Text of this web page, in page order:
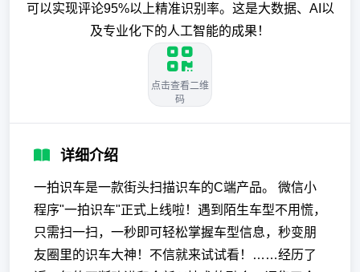
可以实现评论95%以上精准识别率。这是大数据、AI以
及专业化下的人工智能的成果！
点击查看二维
码
详细介绍
一拍识车是一款街头扫描识车的C端产品。 微信小
程序"一拍识车"正式上线啦！遇到陌生车型不用慌，
只需扫一扫，一秒即可轻松掌握车型信息，秒变朋
友圈里的识车大神！不信就来试试看！……经历了